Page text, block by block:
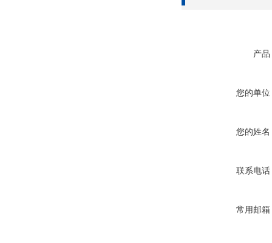
产品
您的单位
您的姓名
联系电话
常用邮箱